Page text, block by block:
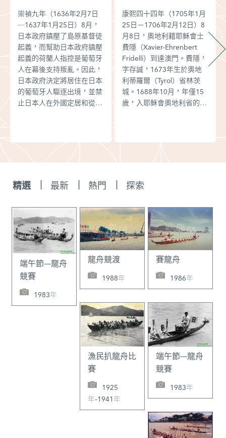
崇禎九年（1636年2月7日
─1637年1月25日）8月，
日本政府鎮壓了島原基督徒
起義，而幫助日本政府鎮壓
起義的荷蘭人指控是葡萄牙
人在幕後支持叛亂。因此，
日本政府決定將居住在日本
的葡萄牙人驅逐出境，並禁
止日本人在外國定居和從事
次赴日貿易，船上所有人員
出島（Dashima）一地活
動。這次運載了價值350萬
250擔。返航時，不僅運回
2350箱白銀（價值650萬弗
羅林金幣），還將日本政府
驅逐出境而被囚禁在出島的
287名葡商及其家屬帶回澳
門。船隻抵達澳門時，明朝
官員聽聞從日本來了許多
人，趕忙下澳調查，結果被
葡人痛打一頓而逃遁。明朝
遂關閉關閘，斷絕澳門糧食
供應好幾天，以示懲罰。C.
R. Boxer, Fidalgos in the
Far East（1550—1770）,
p. 114; 徐薩斯：《歷史上
康熙四十四年（1705年1月
25日－1706年2月12日）8
月8日，奧地利籍耶穌會士
費隱（Xavier-Ehrenbert
Fridelli）到達澳門。費隱，
字存誠，1673年生於奧地
利蒂羅爾（Tyrol）省林茨
城。1688年10月，年僅15
歲，入耶穌會奧地利省的萊
繪工作，1721年7月24日主
持完成北京聖若瑟教堂的建
世於北京。榮振華：《在華
耶穌會士列傳及書目補
編》，第248頁。
精選 最新 熱門 探索
端午節—龍舟
競賽
1983年
龍舟競渡
1988年
賽龍舟
1986年
漁民扒龍舟比
賽
1925
年-1941年
端午節—龍舟
競賽
1983年